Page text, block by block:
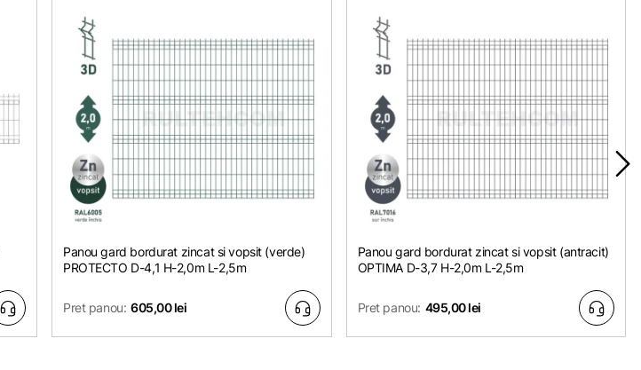
Panou gard bordurat zincat si vopsit (verde)
PROTECTO D-4,1 H-2,0m L-2,5m
Pret panou: 605,00 lei
Panou gard bordurat zincat si vopsit (antracit)
OPTIMA D-3,7 H-2,0m L-2,5m
Pret panou: 495,00 lei